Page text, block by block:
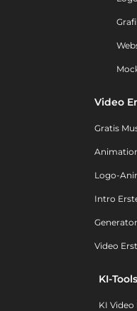
Video
Gratis
Logo-
Intro
Video
KI-Tools
KI Video